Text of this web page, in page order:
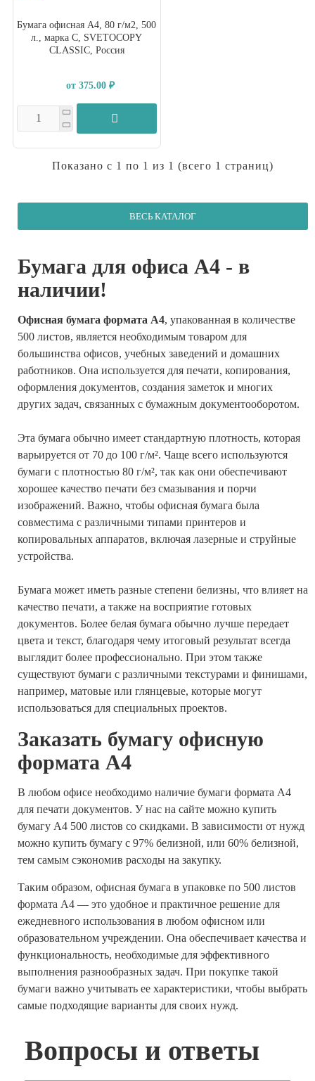
Бумага для офиса А4 - в
наличии!
Офисная бумага формата A4, упакованная в количестве
500 листов, является необходимым товаром для
большинства офисов, учебных заведений и домашних
работников. Она используется для печати, копирования,
оформления документов, создания заметок и многих
других задач, связанных с бумажным документооборотом.
Эта бумага обычно имеет стандартную плотность, которая
варьируется от 70 до 100 г/м². Чаще всего используются
бумаги с плотностью 80 г/м², так как они обеспечивают
хорошее качество печати без смазывания и порчи
изображений. Важно, чтобы офисная бумага была
совместима с различными типами принтеров и
копировальных аппаратов, включая лазерные и струйные
устройства.
Бумага может иметь разные степени белизны, что влияет на
качество печати, а также на восприятие готовых
документов. Более белая бумага обычно лучше передает
цвета и текст, благодаря чему итоговый результат всегда
выглядит более профессионально. При этом также
существуют бумаги с различными текстурами и финишами,
например, матовые или глянцевые, которые могут
использоваться для специальных проектов.
Заказать бумагу офисную
формата А4
В любом офисе необходимо наличие бумаги формата А4
для печати документов. У нас на сайте можно купить
бумагу А4 500 листов со скидками. В зависимости от нужд
можно купить бумагу с 97% белизной, или 60% белизной,
тем самым сэкономив расходы на закупку.
Таким образом, офисная бумага в упаковке по 500 листов
формата A4 — это удобное и практичное решение для
ежедневного использования в любом офисном или
образовательном учреждении. Она обеспечивает качества и
функциональность, необходимые для эффективного
выполнения разнообразных задач. При покупке такой
бумаги важно учитывать ее характеристики, чтобы выбрать
самые подходящие варианты для своих нужд.
Бумага офисная А4, 80 г/м2, 500
л., марка С, SVETOCOPY
CLASSIC, Россия
от 375.00 ₽
Показано с 1 по 1 из 1 (всего 1 страниц)
ВЕСЬ КАТАЛОГ
Вопросы и ответы